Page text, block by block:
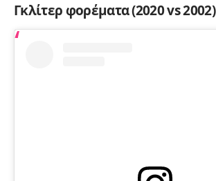
Γκλίτερ φορέματα (2020 vs 2002)